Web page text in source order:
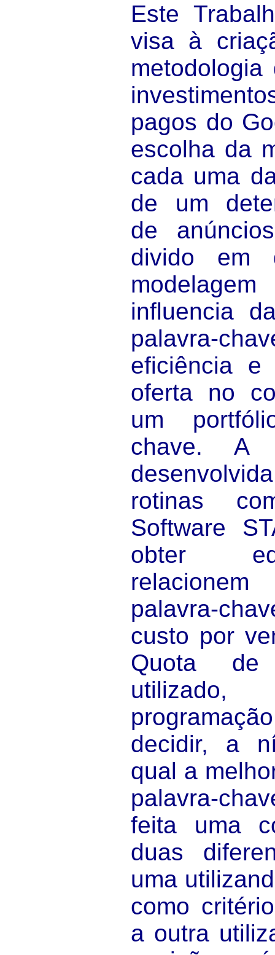
Este
visa à
pagos do
escolha da
cada uma
de um
de
divido em
modelagem
influencia
palavra-
eficiência
oferta no
um
chave. A
rotinas
Software
obter
palavra-
custo por
Quota de
decidir, a
qual a
palavra-
feita uma
duas
uma
como
a outra